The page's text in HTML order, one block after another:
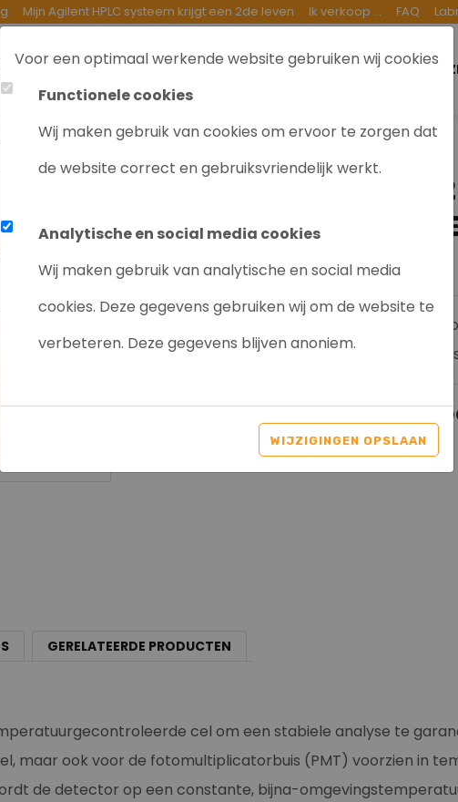
Voor een optimaal werkende website gebruiken wij cookies
Functionele cookies
Wij maken gebruik van cookies om ervoor te zorgen dat
de website correct en gebruiksvriendelijk werkt.
Analytische en social media cookies
Wij maken gebruik van analytische en social media
cookies. Deze gegevens gebruiken wij om de website te
verbeteren. Deze gegevens blijven anoniem.
WIJZIGINGEN OPSLAAN
Mijn Agilent HPLC systeem krijgt een 2de leven Ik verkoop ... FAQ
INKOOP GOEDE DOELEN OVER ONS
RF-20A xs Prominence Fluorescence Detector
SHIMADZU RF-
Artikelnr: 8043
Gevraagd/ Niet op
Goede prijs-/
Flexibele opstelling voor
GERELATEERDE PRODUCTEN
cel om een stabiele analyse te
maar ook voor de fotomultiplicatorbuis (PMT) voorzien in
de detector op een constante, bijna-